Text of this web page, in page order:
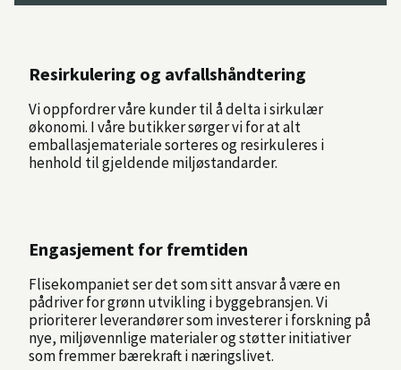
Resirkulering og avfallshåndtering
Vi oppfordrer våre kunder til å delta i sirkulær
økonomi. I våre butikker sørger vi for at alt
emballasjemateriale sorteres og resirkuleres i
henhold til gjeldende miljøstandarder.
Engasjement for fremtiden
Flisekompaniet ser det som sitt ansvar å være en
pådriver for grønn utvikling i byggebransjen. Vi
prioriterer leverandører som investerer i forskning på
nye, miljøvennlige materialer og støtter initiativer
som fremmer bærekraft i næringslivet.